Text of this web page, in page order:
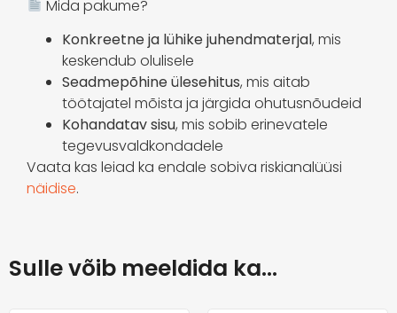
Mida pakume?
Konkreetne ja lühike juhendmaterjal, mis
keskendub olulisele
Seadmepõhine ülesehitus, mis aitab
töötajatel mõista ja järgida ohutusnõudeid
Kohandatav sisu, mis sobib erinevatele
tegevusvaldkondadele
Vaata kas leiad ka endale sobiva riskianalüüsi
näidise.
Sulle võib meeldida ka…